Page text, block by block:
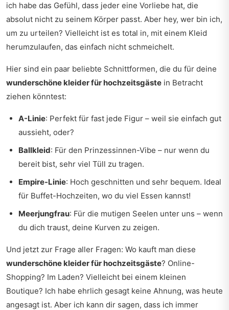
ich habe das Gefühl, dass jeder eine Vorliebe hat, die
absolut nicht zu seinem Körper passt. Aber hey, wer bin ich,
um zu urteilen? Vielleicht ist es total in, mit einem Kleid
herumzulaufen, das einfach nicht schmeichelt.
Hier sind ein paar beliebte Schnittformen, die du für deine
wunderschöne kleider für hochzeitsgäste in Betracht
ziehen könntest:
A-Linie: Perfekt für fast jede Figur – weil sie einfach gut
aussieht, oder?
Ballkleid: Für den Prinzessinnen-Vibe – nur wenn du
bereit bist, sehr viel Tüll zu tragen.
Empire-Linie: Hoch geschnitten und sehr bequem. Ideal
für Buffet-Hochzeiten, wo du viel Essen kannst!
Meerjungfrau: Für die mutigen Seelen unter uns – wenn
du dich traust, deine Kurven zu zeigen.
Und jetzt zur Frage aller Fragen: Wo kauft man diese
wunderschöne kleider für hochzeitsgäste? Online-
Shopping? Im Laden? Vielleicht bei einem kleinen
Boutique? Ich habe ehrlich gesagt keine Ahnung, was heute
angesagt ist. Aber ich kann dir sagen, dass ich immer